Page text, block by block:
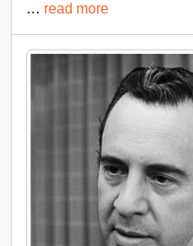
… read more